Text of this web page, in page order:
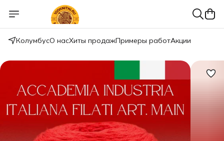
КолумбусО насХиты продажПримеры работАкции